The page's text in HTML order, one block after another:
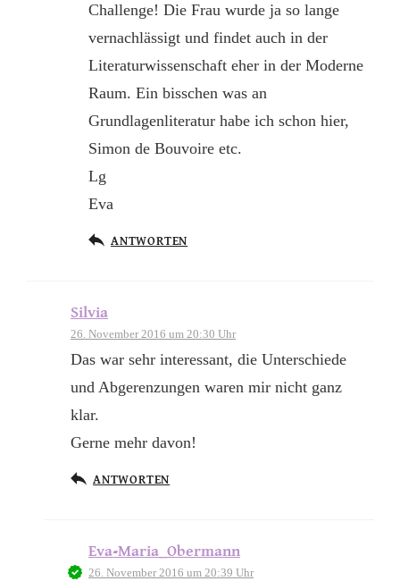
Challenge! Die Frau wurde ja so lange
vernachlässigt und findet auch in der
Literaturwissenschaft eher in der Moderne
Raum. Ein bisschen was an
Grundlagenliteratur habe ich schon hier,
Simon de Bouvoire etc.
Lg
Eva
ANTWORTEN
Silvia
26. November 2016 um 20:30 Uhr
Das war sehr interessant, die Unterschiede
und Abgerenzungen waren mir nicht ganz
klar.
Gerne mehr davon!
ANTWORTEN
Eva-Maria_Obermann
26. November 2016 um 20:39 Uhr